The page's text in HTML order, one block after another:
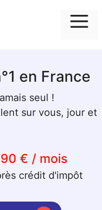
en France
seul !
sur vous, jour et
€ / mois
crédit d'impôt